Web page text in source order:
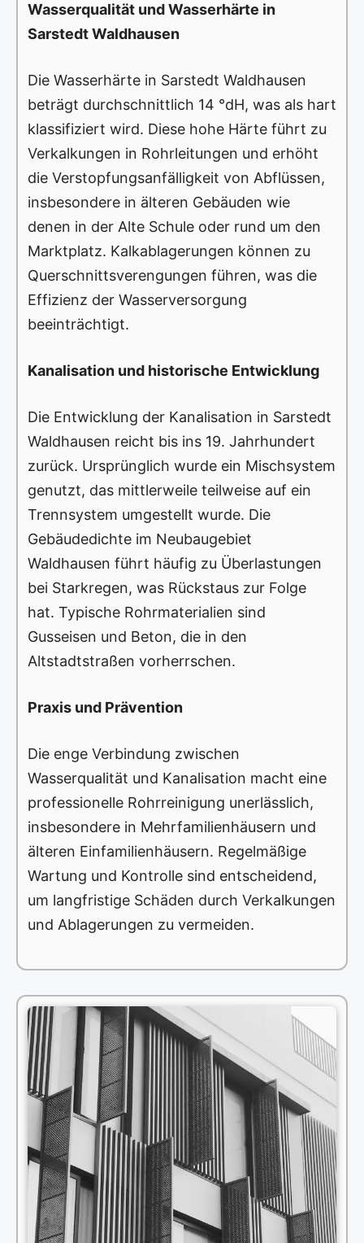
Wasserqualität und Wasserhärte in
Sarstedt Waldhausen
Die Wasserhärte in Sarstedt Waldhausen
beträgt durchschnittlich 14 °dH, was als hart
klassifiziert wird. Diese hohe Härte führt zu
Verkalkungen in Rohrleitungen und erhöht
die Verstopfungsanfälligkeit von Abflüssen,
insbesondere in älteren Gebäuden wie
denen in der Alte Schule oder rund um den
Marktplatz. Kalkablagerungen können zu
Querschnittsverengungen führen, was die
Effizienz der Wasserversorgung
beeinträchtigt.
Kanalisation und historische Entwicklung
Die Entwicklung der Kanalisation in Sarstedt
Waldhausen reicht bis ins 19. Jahrhundert
zurück. Ursprünglich wurde ein Mischsystem
genutzt, das mittlerweile teilweise auf ein
Trennsystem umgestellt wurde. Die
Gebäudedichte im Neubaugebiet
Waldhausen führt häufig zu Überlastungen
bei Starkregen, was Rückstaus zur Folge
hat. Typische Rohrmaterialien sind
Gusseisen und Beton, die in den
Altstadtstraßen vorherrschen.
Praxis und Prävention
Die enge Verbindung zwischen
Wasserqualität und Kanalisation macht eine
professionelle Rohrreinigung unerlässlich,
insbesondere in Mehrfamilienhäusern und
älteren Einfamilienhäusern. Regelmäßige
Wartung und Kontrolle sind entscheidend,
um langfristige Schäden durch Verkalkungen
und Ablagerungen zu vermeiden.